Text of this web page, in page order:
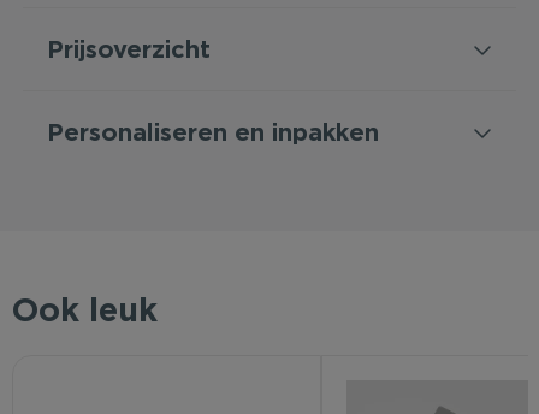
Prijsoverzicht
Personaliseren en inpakken
Ook leuk